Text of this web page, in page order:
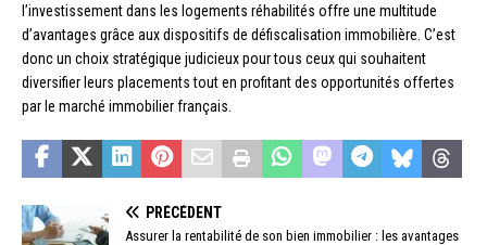
l’investissement dans les logements réhabilités offre une multitude
d’avantages grâce aux dispositifs de défiscalisation immobilière. C’est
donc un choix stratégique judicieux pour tous ceux qui souhaitent
diversifier leurs placements tout en profitant des opportunités offertes
par le marché immobilier français.
PRÉCÉDENT
Assurer la rentabilité de son bien immobilier : les avantages